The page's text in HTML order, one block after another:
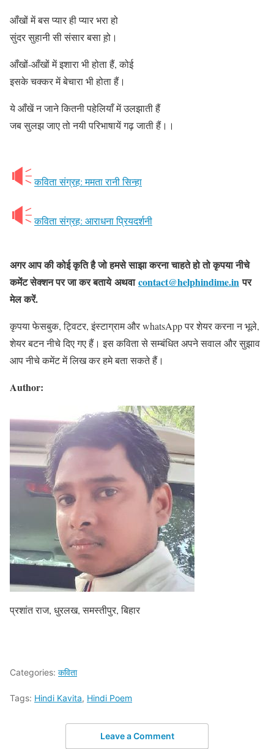
आँखों में बस प्यार ही प्यार भरा हो
सुंदर सुहानी सी संसार बसा ह़ो।
आँखों-आँखों में इशारा भी होता हैं, कोई
इसके चक्कर में बेचारा भी होता हैं।
ये आँखें न जाने कितनी पहेलियाँ में उलझाती हैं
जब सुलझ जाए तो नयी परिभाषायें गढ़ जाती हैं।।
कविता संग्रह: ममता रानी सिन्हा
कविता संग्रह: आराधना प्रियदर्शनी
अगर आप की कोई कृति है जो हमसे साझा करना चाहते हो तो कृपया नीचे
कमेंट सेक्शन पर जा कर बताये अथवाcontact@helphindime.inपर
मेल करें.
कृपया फेसबुक, ट्विटर, इंस्टाग्राम और whatsApp पर शेयर करना न भूले,
शेयर बटन नीचे दिए गए हैं। इस कविता से सम्बंधित अपने सवाल और सुझाव
आप नीचे कमेंट में लिख कर हमे बता सकते हैं।
Author:
प्रशांत राज, धुरलख, समस्तीपुर, बिहार
Categories: कविता
Tags: Hindi Kavita, Hindi Poem
Leave a Comment